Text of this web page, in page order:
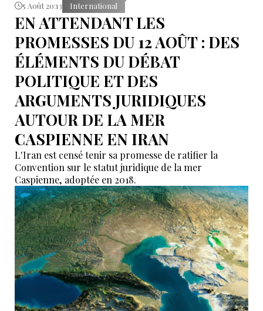
5 Août 20:13 International
EN ATTENDANT LES
PROMESSES DU 12 AOÛT : DES
ÉLÉMENTS DU DÉBAT
POLITIQUE ET DES
ARGUMENTS JURIDIQUES
AUTOUR DE LA MER
CASPIENNE EN IRAN
L'Iran est censé tenir sa promesse de ratifier la
Convention sur le statut juridique de la mer
Caspienne, adoptée en 2018.